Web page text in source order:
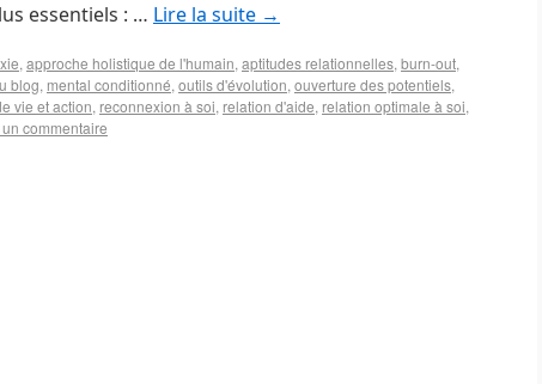
essentiels : … Lire la suite →
, approche holistique de l'humain, aptitudes relationnelles, burn-out,
blog, mental conditionné, outils d'évolution, ouverture des potentiels,
vie et action, reconnexion à soi, relation d'aide, relation optimale à soi,
commentaire